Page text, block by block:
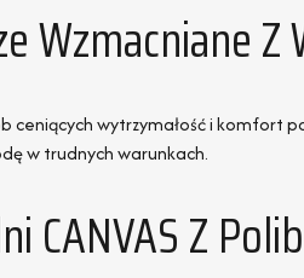
Wzmacniane
ceniących wytrzymałość i komfort
w trudnych warunkach.
CANVAS Z